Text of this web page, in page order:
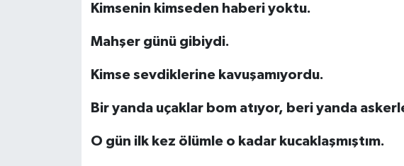
Kimsenin kimseden haberi yoktu.
Mahşer günü gibiydi.
Kimse sevdiklerine kavuşamıyordu.
Bir yanda uçaklar bom atıyor, beri yanda
O gün ilk kez ölümle o kadar kucaklaşmıştım.